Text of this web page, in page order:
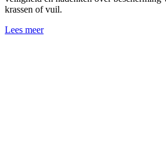
krassen of vuil.
Lees meer